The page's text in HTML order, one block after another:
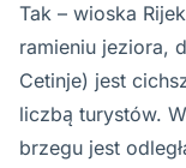
Tak – wioska
ramieniu jeziora,
Cetinje) jest
liczbą turystów.
brzegu jest